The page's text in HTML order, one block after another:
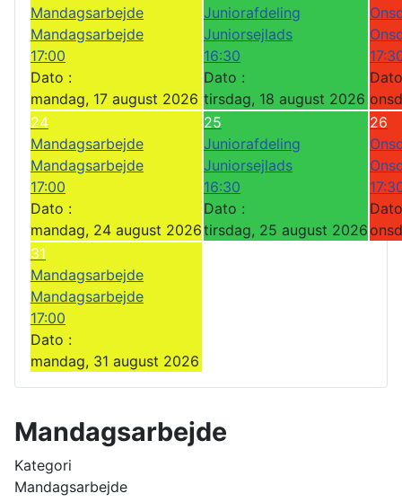
d
Mandagsarbejde
Mandagsarbejde
17:00
Dato :
mandag, 17 august 2026
Juniorafdeling
Juniorsejlads
16:30
Dato :
tirsdag, 18 august 2026
24
Mandagsarbejde
Mandagsarbejde
17:00
Dato :
mandag, 24 august 2026
25
Juniorafdeling
Juniorsejlads
16:30
Dato :
tirsdag, 25 august 2026
26
31
Mandagsarbejde
Mandagsarbejde
17:00
Dato :
mandag, 31 august 2026
Mandagsarbejde
Kategori
Mandagsarbejde